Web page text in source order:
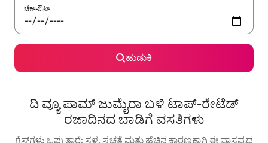
ಚೆಕ್-ಔಟ್
ಹುಡುಕಿ
ದಿ ವ್ಯೂ ಪಾಮ್ ಜುಮೈರಾ ಬಳಿ ಟಾಪ್-ರೇಟೆಡ್
ರಜಾದಿನದ ಬಾಡಿಗೆ ವಸತಿಗಳು
ಗೆಸ್ಟ್‌ಗಳು ಒಪ್ಪುತ್ತಾರೆ: ಸ್ಥಳ, ಸ್ವಚ್ಛತೆ ಮತ್ತು ಹೆಚ್ಚಿನ ಕಾರಣಕ್ಕಾಗಿ ಈ ವಾಸ್ತವ್ಯದ